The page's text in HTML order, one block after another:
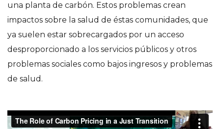
una planta de carbón. Estos problemas crean
impactos sobre la salud de éstas comunidades, que
ya suelen estar sobrecargados por un acceso
desproporcionado a los servicios públicos y otros
problemas sociales como bajos ingresos y problemas
de salud.